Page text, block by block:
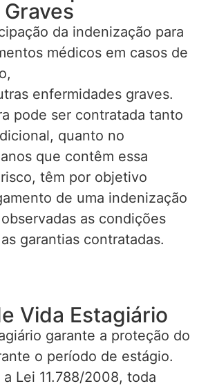
da indenização para
médicos em casos de
enfermidades graves.
pode ser contratada tanto
quanto no
que contêm essa
têm por objetivo
de uma indenização
as condições
garantias contratadas.
Vida Estagiário
garante a proteção do
o período de estágio.
Lei 11.788/2008, toda